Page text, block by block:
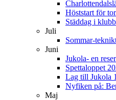
Höststart för
Städdag i
Juli
Sommar-
Juni
Jukola- en
Spettaloppet
Lag till Jukola
Nyfiken på:
Maj